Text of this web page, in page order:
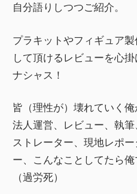
自分語りしつつご紹介。
プラキットやフィギュア
して頂けるレビューを心
ナシャス！
皆（理性が）壊れていく俺
法人運営、レビュー、執
ストレーター、現地レポ
ー、こんなことしてたら俺
（過労死）